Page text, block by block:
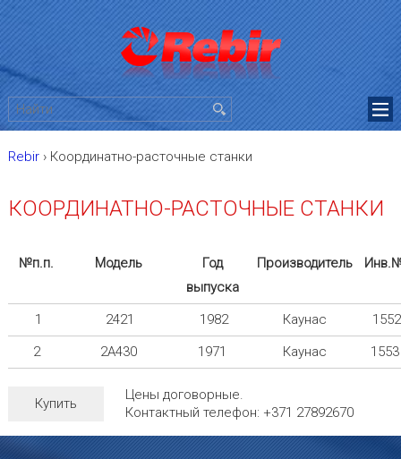
Rebir› Координатно-расточные станки
КООРДИНАТНО-РАСТОЧНЫЕ СТАНКИ
№п.п. Модель
Год
выпуска
Производитель
1 2421 1982 Каунас
1552
2
2A430 1971 Каунас 1553
Купить
Цены договорные.
Контактный телефон: +371 27892670